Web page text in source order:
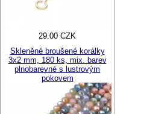
29.00 CZK
Skleněné broušené korálky
3x2 mm, 180 ks, mix. barev
plnobarevné s lustrovým
pokovem